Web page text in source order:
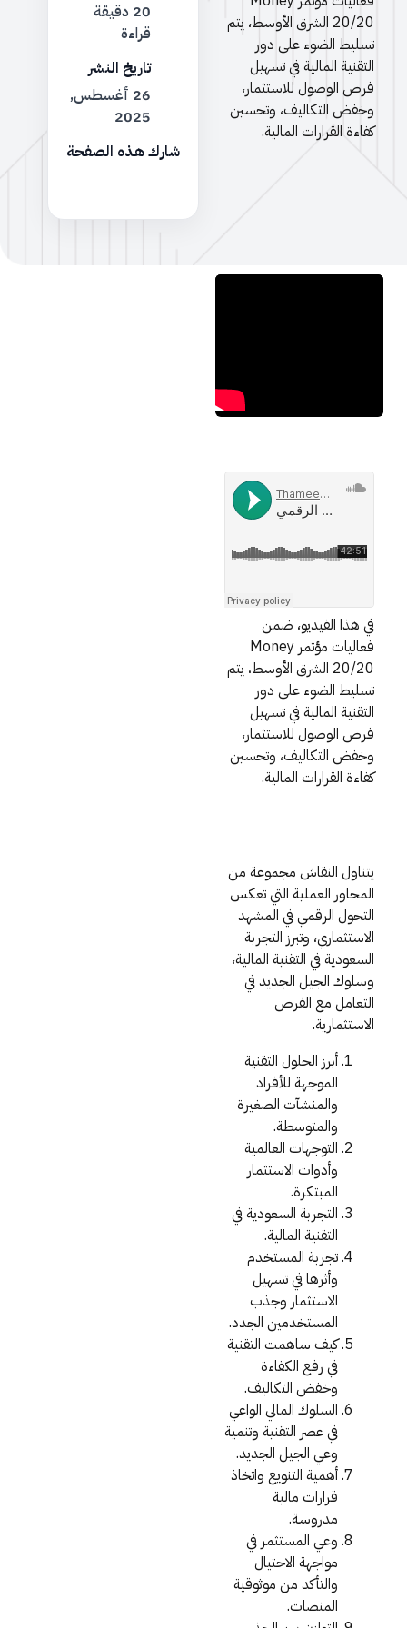
20/20 الشرق الأوسط، يتم
تسليط الضوء على دور
التقنية المالية في تسهيل
فرص الوصول للاستثمار،
وخفض التكاليف، وتحسين
كفاءة القرارات المالية.
20 دقيقة
قراءة
تاريخ النشر
26 أغسطس,
2025
شارك هذه الصفحة
في هذا الفيديو، ضمن
فعاليات مؤتمر Money
20/20 الشرق الأوسط، يتم
تسليط الضوء على دور
التقنية المالية في تسهيل
فرص الوصول للاستثمار،
وخفض التكاليف، وتحسين
كفاءة القرارات المالية.
يتناول النقاش مجموعة من
المحاور العملية التي تعكس
التحول الرقمي في المشهد
الاستثماري، وتبرز التجربة
السعودية في التقنية المالية،
وسلوك الجيل الجديد في
التعامل مع الفرص
الاستثمارية.
أبرز الحلول التقنية
الموجهة للأفراد
والمنشآت الصغيرة
والمتوسطة.
التوجهات العالمية
وأدوات الاستثمار
المبتكرة.
التجربة السعودية في
التقنية المالية.
تجربة المستخدم
وأثرها في تسهيل
الاستثمار وجذب
المستخدمين الجدد.
كيف ساهمت التقنية
في رفع الكفاءة
وخفض التكاليف.
السلوك المالي الواعي
في عصر التقنية وتنمية
وعي الجيل الجديد.
أهمية التنويع واتخاذ
قرارات مالية
مدروسة.
وعي المستثمر في
مواجهة الاحتيال
والتأكد من موثوقية
المنصات.